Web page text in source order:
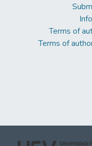
Terms of
Terms of